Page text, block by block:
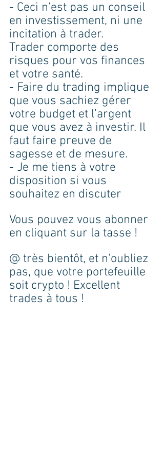
- Ceci n'est pas un conseil
en investissement, ni une
incitation à trader.
Trader comporte des
risques pour vos finances
et votre santé.
- Faire du trading implique
que vous sachiez gérer
votre budget et l’argent
que vous avez à investir. Il
faut faire preuve de
sagesse et de mesure.
- Je me tiens à votre
disposition si vous
souhaitez en discuter
Vous pouvez vous abonner
en cliquant sur la tasse !
@ très bientôt, et n'oubliez
pas, que votre portefeuille
soit crypto ! Excellent
trades à tous !